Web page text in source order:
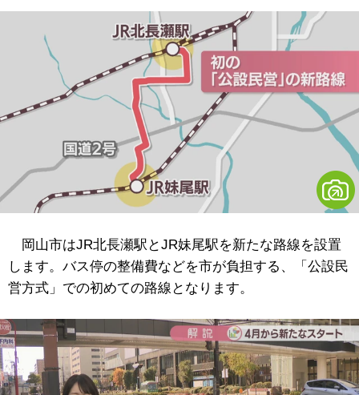
岡山市はJR北長瀬駅とJR妹尾駅を新たな路線を設置
します。バス停の整備費などを市が負担する、「公設民
営方式」での初めての路線となります。